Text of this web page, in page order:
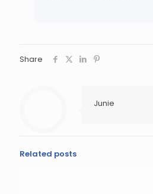
Share
Junie
Related posts